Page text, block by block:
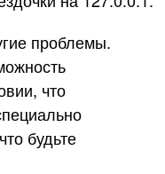
проблемы.
что
будьте